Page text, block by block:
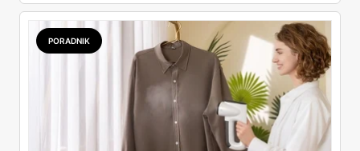
ważną od 21 do 30 maja i wynotowałam to, co sama
wrzuciłabym do koszyka bez wahania: kosmetyki, perfumy
i drobiazgi, które kobiety faktycznie zużywają. Ceny
zaczynają się od kilkunastu złotych, a efekt bywa lepszy
niż niejeden droższy zestaw.
PORADNIK